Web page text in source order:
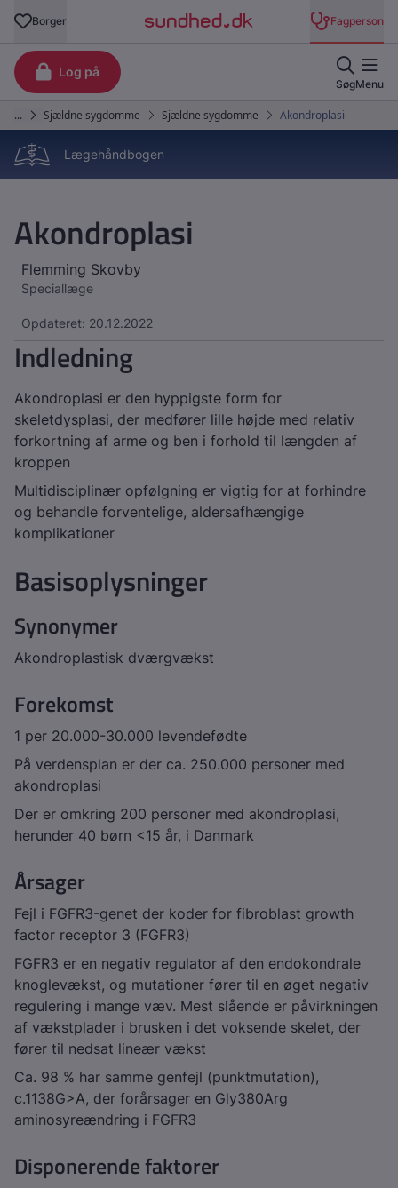
Lægehåndbogen
Akondroplasi
Flemming Skovby
Speciallæge
Opdateret: 20.12.2022
Indledning
Akondroplasi er den hyppigste form for
skeletdysplasi, der medfører lille højde med relativ
forkortning af arme og ben i forhold til længden af
kroppen
Multidisciplinær opfølgning er vigtig for at forhindre
og behandle forventelige, aldersafhængige
komplikationer
Basisoplysninger
Synonymer
Akondroplastisk dværgvækst
Forekomst
1 per 20.000-30.000 levendefødte
På verdensplan er der ca. 250.000 personer med
akondroplasi
Der er omkring 200 personer med akondroplasi,
herunder 40 børn <15 år, i Danmark
Årsager
Fejl i FGFR3-genet der koder for fibroblast growth
factor receptor 3 (FGFR3)
FGFR3 er en negativ regulator af den endokondrale
knoglevækst, og mutationer fører til en øget negativ
regulering i mange væv. Mest slående er påvirkningen
af vækstplader i brusken i det voksende skelet, der
fører til nedsat lineær vækst
Ca. 98 % har samme genfejl (punktmutation),
c.1138G>A, der forårsager en Gly380Arg
aminosyreændring i FGFR3
Disponerende faktorer